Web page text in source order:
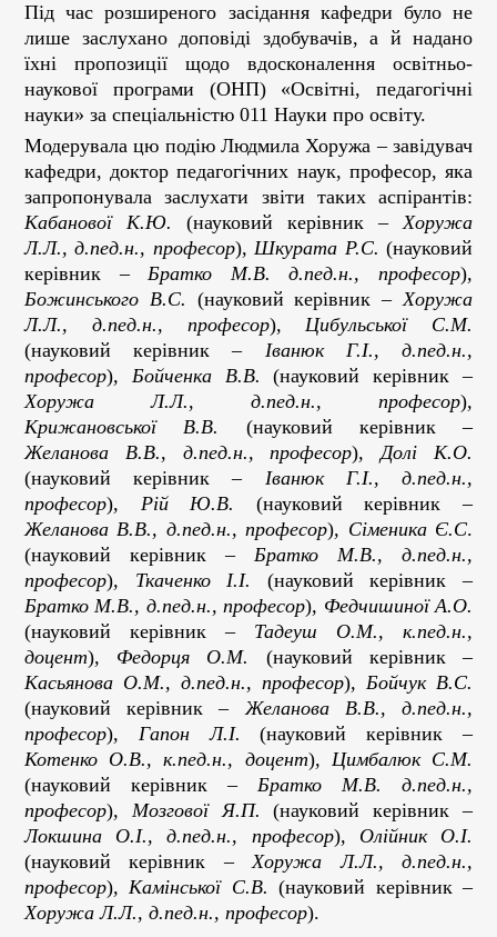
Під час розширеного засідання кафедри було не
лише заслухано доповіді здобувачів, а й надано
їхні пропозиції щодо вдосконалення освітньо-
наукової програми (ОНП) «Освітні, педагогічні
науки» за спеціальністю 011 Науки про освіту.
Модерувала цю подію Людмила Хоружа – завідувач
кафедри, доктор педагогічних наук, професор, яка
запропонувала заслухати звіти таких аспірантів:
Кабанової К.Ю. (науковий керівник –Хоружа
Л.Л., д.пед.н., професор), Шкурата Р.С. (науковий
керівник –Братко М.В. д.пед.н., професор),
Божинського В.С. (науковий керівник –Хоружа
Л.Л., д.пед.н., професор), Цибульської С.М.
(науковий керівник – Іванюк Г.І., д.пед.н.,
професор), Бойченка В.В.(науковий керівник –
Хоружа Л.Л., д.пед.н., професор),
Крижановської В.В. (науковий керівник –
Желанова В.В., д.пед.н., професор), Долі К.О.
(науковий керівник – Іванюк Г.І., д.пед.н.,
професор), Рій Ю.В. (науковий керівник –
Желанова В.В., д.пед.н., професор), Сіменика Є.С.
(науковий керівник – Братко М.В., д.пед.н.,
професор), Ткаченко І.І. (науковий керівник –
Братко М.В., д.пед.н., професор), Федчишиної А.О.
(науковий керівник – Тадеуш О.М., к.пед.н.,
доцент), Федорця О.М. (науковий керівник –
Касьянова О.М., д.пед.н., професор), Бойчук В.С.
(науковий керівник –Желанова В.В., д.пед.н.,
професор), Гапон Л.І.(науковий керівник –
Котенко О.В., к.пед.н., доцент), Цимбалюк С.М.
(науковий керівник – Братко М.В. д.пед.н.,
професор), Мозгової Я.П.(науковий керівник –
Локшина О.І., д.пед.н., професор), Олійник О.І.
(науковий керівник –Хоружа Л.Л., д.пед.н.,
професор), Камінської С.В.(науковий керівник –
Хоружа Л.Л., д.пед.н., професор).